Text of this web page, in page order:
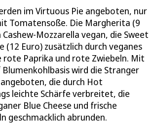
im Virtuous Pie angeboten, nur
Tomatensoße. Die Margherita (9
Cashew-Mozzarella vegan, die Sweet
(12 Euro) zusätzlich durch veganes
rote Paprika und rote Zwiebeln. Mit
wird die Stranger
die durch Hot
leichte Schärfe verbreitet, die
Blue Cheese und frische
geschmacklich abrunden.